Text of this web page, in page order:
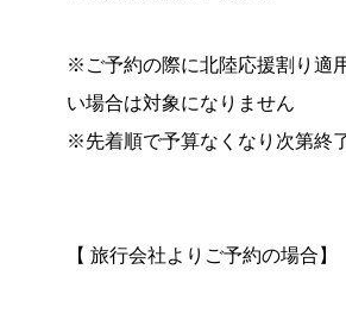
※ご予約の際に北陸応援割り適
い場合は対象になりません
※先着順で予算なくなり次第終
【 旅行会社よりご予約の場合】